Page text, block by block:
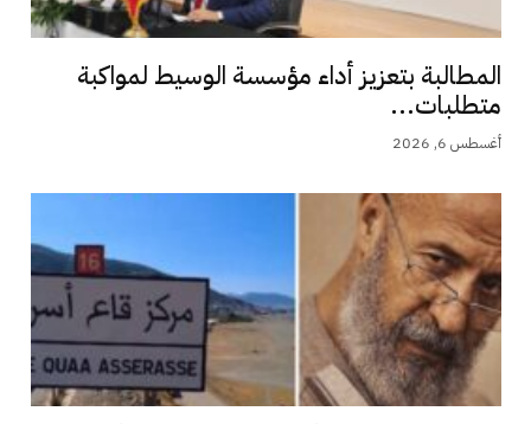
المطالبة بتعزيز أداء مؤسسة الوسيط لمواكبة
متطلبات...
أغسطس 6, 2026